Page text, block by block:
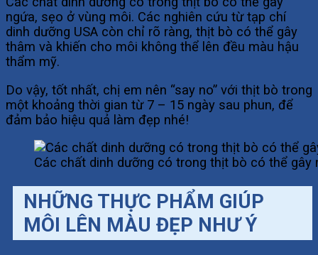
ngứa, sẹo ở vùng môi. Các nghiên cứu từ tạp chí
dinh dưỡng USA còn chỉ rõ ràng, thịt bò có thể gây
thâm và khiến cho môi không thể lên đều màu hậu
thẩm mỹ.
Do vậy, tốt nhất, chị em nên “say no” với thịt bò trong
một khoảng thời gian từ 7 – 15 ngày sau phun, để
đảm bảo hiệu quả làm đẹp nhé!
Các chất dinh dưỡng có trong thịt bò có thể gây
NHỮNG THỰC PHẨM GIÚP
MÔI LÊN MÀU ĐẸP NHƯ Ý